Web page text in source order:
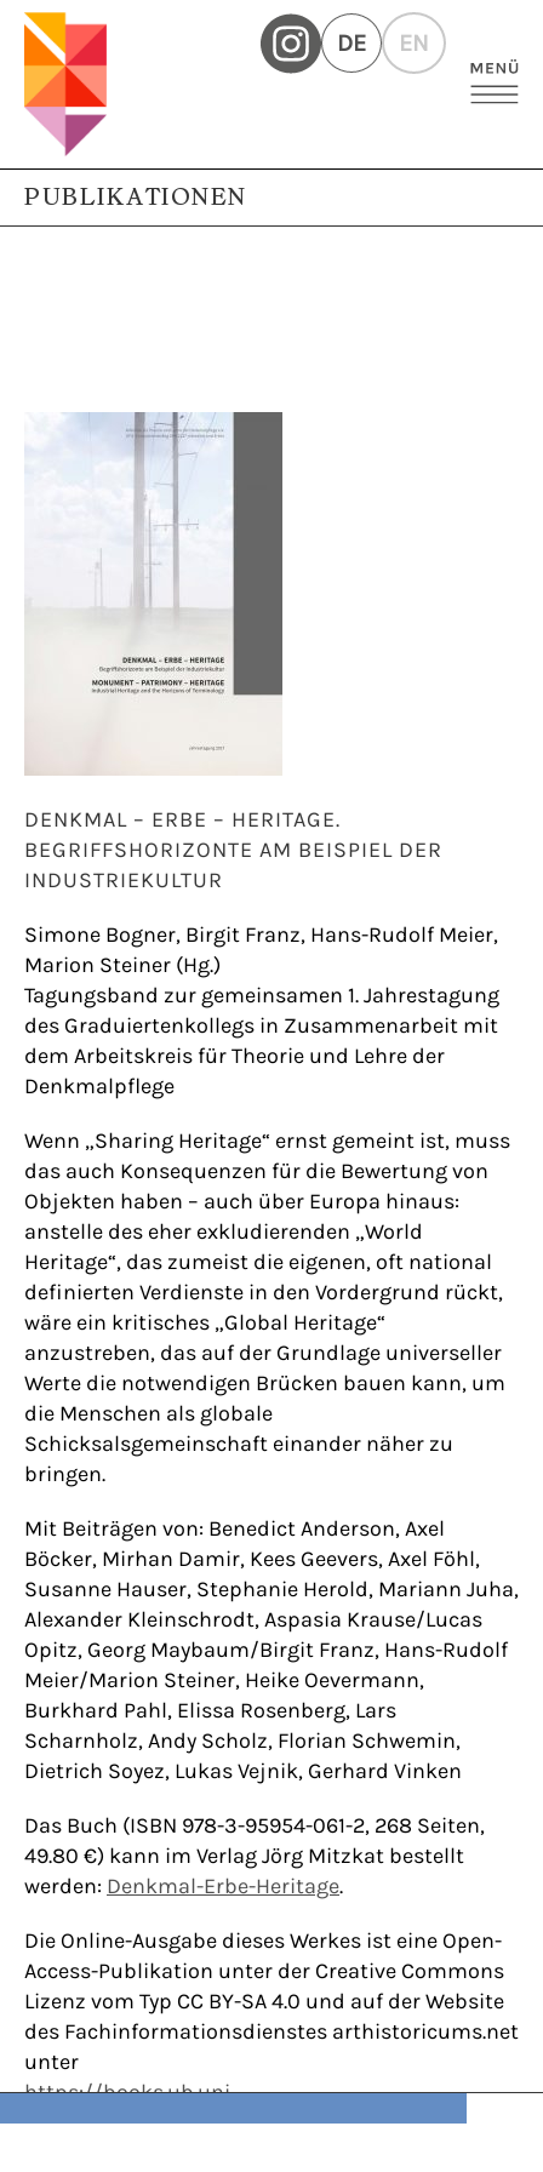
DE EN
PUBLIKATIONEN
DENKMAL – ERBE – HERITAGE.
BEGRIFFSHORIZONTE AM BEISPIEL DER
INDUSTRIEKULTUR
Simone Bogner, Birgit Franz, Hans-Rudolf Meier,
Marion Steiner (Hg.)
Tagungsband zur gemeinsamen 1. Jahrestagung
des Graduiertenkollegs in Zusammenarbeit mit
dem Arbeitskreis für Theorie und Lehre der
Denkmalpflege
Wenn „Sharing Heritage“ ernst gemeint ist, muss
das auch Konsequenzen für die Bewertung von
Objekten haben – auch über Europa hinaus:
anstelle des eher exkludierenden „World
Heritage“, das zumeist die eigenen, oft national
definierten Verdienste in den Vordergrund rückt,
wäre ein kritisches „Global Heritage“
anzustreben, das auf der Grundlage universeller
Werte die notwendigen Brücken bauen kann, um
die Menschen als globale
Schicksalsgemeinschaft einander näher zu
bringen.
Mit Beiträgen von: Benedict Anderson, Axel
Böcker, Mirhan Damir, Kees Geevers, Axel Föhl,
Susanne Hauser, Stephanie Herold, Mariann Juha,
Alexander Kleinschrodt, Aspasia Krause/Lucas
Opitz, Georg Maybaum/Birgit Franz, Hans-Rudolf
Meier/Marion Steiner, Heike Oevermann,
Burkhard Pahl, Elissa Rosenberg, Lars
Scharnholz, Andy Scholz, Florian Schwemin,
Dietrich Soyez, Lukas Vejnik, Gerhard Vinken
Das Buch (ISBN 978-3-95954-061-2, 268 Seiten,
49.80 €) kann im Verlag Jörg Mitzkat bestellt
werden: Denkmal-Erbe-Heritage.
Die Online-Ausgabe dieses Werkes ist eine Open-
Access-Publikation unter der Creative Commons
Lizenz vom Typ CC BY-SA 4.0 und auf der Website
des Fachinformationsdienstes arthistoricums.net
unter
https://books.ub.uni-
heidelberg.de//arthistoricum/catalog/book/374